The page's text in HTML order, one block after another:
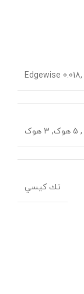
Edgewise 0.018,
, 3 هوک
تك كيسي